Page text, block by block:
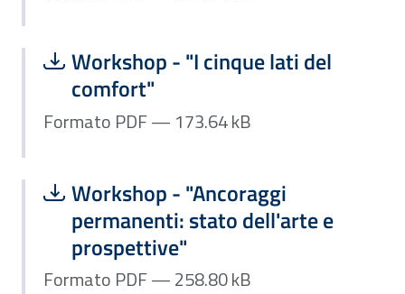
Scarica file:
Workshop - "I cinque lati del
comfort"
Formato PDF — Dimensione 173.64 kB
Formato PDF — 173.64 kB
Scarica file:
Workshop - "Ancoraggi
permanenti: stato dell'arte e
prospettive"
Formato PDF — Dimensione 258.80 kB
Formato PDF — 258.80 kB